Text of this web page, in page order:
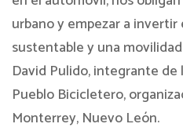
urbano y empezar a
sustentable y una
David Pulido, integrante
Pueblo Bicicletero,
Monterrey, Nuevo León.